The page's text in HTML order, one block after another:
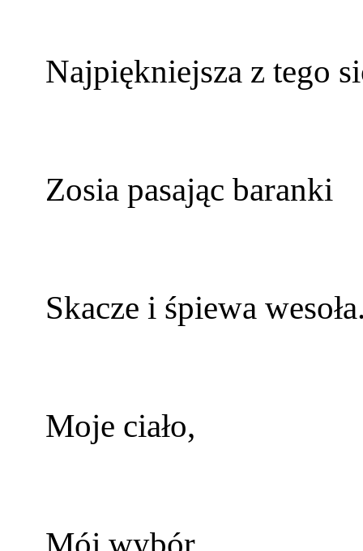
Najpiękniejsza z tego
Zosia pasając baranki
Skacze i śpiewa
Moje ciało,